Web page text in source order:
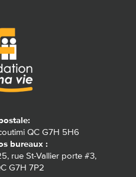
QC G7H 5H6
bureaux :
rue St-Vallier porte #3,
G7H 7P2